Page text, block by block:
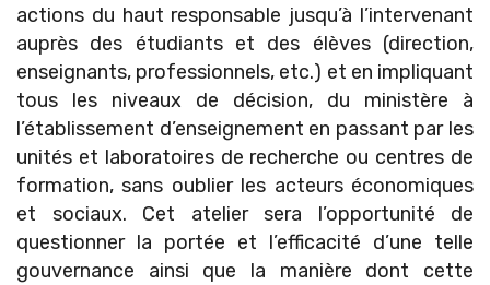
actions du haut responsable jusqu’à l’intervenant
auprès des étudiants et des élèves (direction,
enseignants, professionnels, etc.) et en impliquant
tous les niveaux de décision, du ministère à
l’établissement d’enseignement en passant par les
unités et laboratoires de recherche ou centres de
formation, sans oublier les acteurs économiques
et sociaux. Cet atelier sera l’opportunité de
questionner la portée et l’efficacité d’une telle
gouvernance ainsi que la manière dont cette